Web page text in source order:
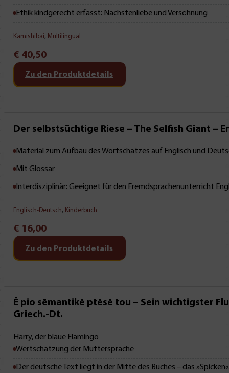
Ethik kindgerecht erfasst: Nächstenliebe und Versöhnung
Kamishibai, Multilingual
€ 40,50
Zu den Produktdetails
Mit Leseprobe!
Der selbstsüchtige Riese – The Selfish Giant –
Material zum Aufbau des Wortschatzes auf Englisch und
Mit Glossar
Interdisziplinär: Geeignet für den Fremdsprachenunterricht
Englisch-Deutsch, Kinderbuch
€ 16,00
Zu den Produktdetails
Mit Leseprobe!
Ē pio sēmantikē ptēsē tou – Sein wichtigster
Griech.-Dt.
Harry, der blaue Flamingo
Wertschätzung der Muttersprache
Der deutsche Text liegt in der Mitte des Buches – das